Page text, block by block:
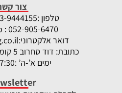
צור
טלפון :-9444155 שלוחה 1
: 052-905-6470
דואר אלקטרוני:
כתובת: דוד סחרוב 5 קומה 1 , ראשון לציון
ימים א’-ה’ :09:00-17:30